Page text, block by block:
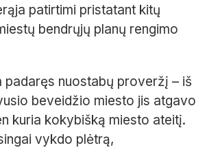
patirtimi pristatant kitų
bendrųjų planų rengimo
padaręs nuostabų proveržį – iš
beveidžio miesto jis atgavo
kuria kokybišką miesto ateitį.
vykdo plėtrą,